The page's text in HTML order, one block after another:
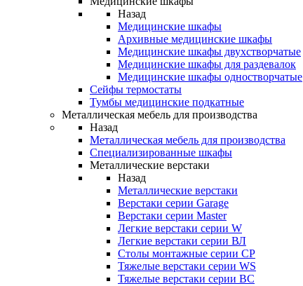
Назад
Медицинские шкафы
Архивные медицинские шкафы
Медицинские шкафы двухстворчатые
Медицинские шкафы для раздевалок
Медицинские шкафы одностворчатые
Сейфы термостаты
Тумбы медицинские подкатные
Металлическая мебель для производства
Назад
Металлическая мебель для производства
Cпециализированные шкафы
Металлические верстаки
Назад
Металлические верстаки
Верстаки серии Garage
Верстаки серии Master
Легкие верстаки серии W
Легкие верстаки серии ВЛ
Столы монтажные серии СР
Тяжелые верстаки серии WS
Тяжелые верстаки серии ВС